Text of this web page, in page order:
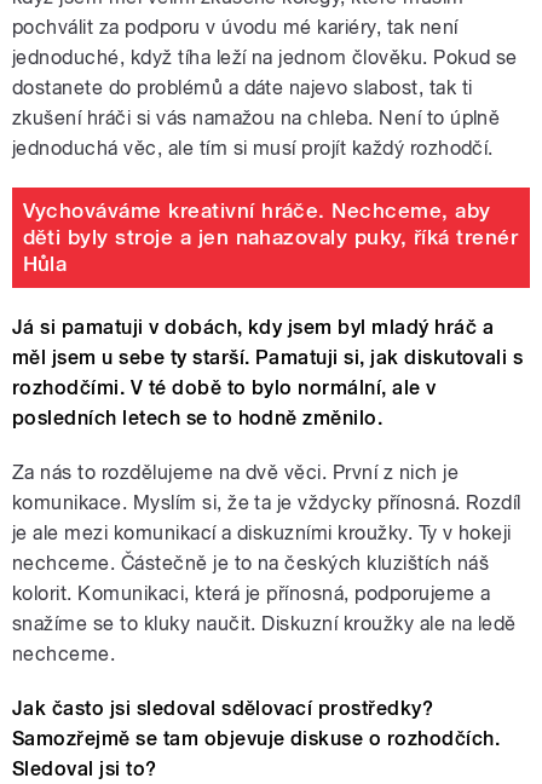
pochválit za podporu v úvodu mé kariéry, tak není
jednoduché, když tíha leží na jednom člověku. Pokud se
dostanete do problémů a dáte najevo slabost, tak ti
zkušení hráči si vás namažou na chleba. Není to úplně
jednoduchá věc, ale tím si musí projít každý rozhodčí.
Vychováváme kreativní hráče. Nechceme, aby
děti byly stroje a jen nahazovaly puky, říká trenér
Hůla
Já si pamatuji v dobách, kdy jsem byl mladý hráč a
měl jsem u sebe ty starší. Pamatuji si, jak diskutovali s
rozhodčími. V té době to bylo normální, ale v
posledních letech se to hodně změnilo.
Za nás to rozdělujeme na dvě věci. První z nich je
komunikace. Myslím si, že ta je vždycky přínosná. Rozdíl
je ale mezi komunikací a diskuzními kroužky. Ty v hokeji
nechceme. Částečně je to na českých kluzištích náš
kolorit. Komunikaci, která je přínosná, podporujeme a
snažíme se to kluky naučit. Diskuzní kroužky ale na ledě
nechceme.
Jak často jsi sledoval sdělovací prostředky?
Samozřejmě se tam objevuje diskuse o rozhodčích.
Sledoval jsi to?